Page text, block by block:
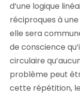
d’une logique
réciproques à
elle sera
de conscience
circulaire
problème peut
cette répétition,